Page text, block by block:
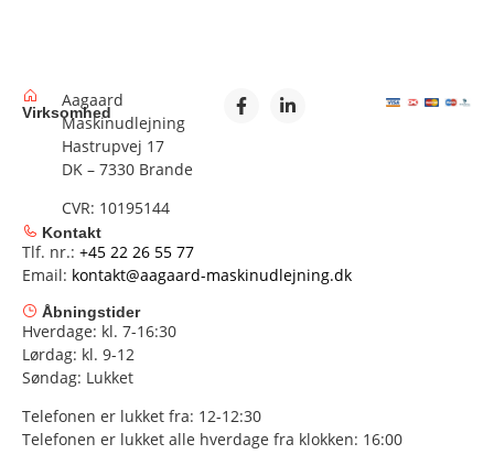
Virksomhed
Aagaard
Maskinudlejning
Hastrupvej 17
DK – 7330 Brande
CVR: 10195144
Kontakt
Tlf. nr.: +45 22 26 55 77
Email: kontakt@aagaard-maskinudlejning.dk
Åbningstider
Hverdage: kl. 7-16:30
Lørdag: kl. 9-12
Søndag: Lukket
Telefonen er lukket fra: 12-12:30
Telefonen er lukket alle hverdage fra klokken: 16:00